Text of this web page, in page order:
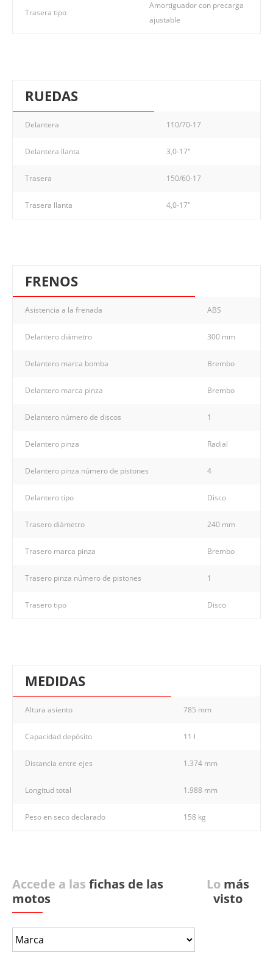
Trasera tipo
Amortiguador con precarga
ajustable
RUEDAS
Delantera 110/70-17
Delantera llanta 3,0-17"
Trasera 150/60-17
Trasera llanta 4,0-17"
FRENOS
Asistencia a la frenada ABS
Delantero diámetro 300 mm
Delantero marca bomba Brembo
Delantero marca pinza Brembo
Delantero número de discos 1
Delantero pinza Radial
Delantero pinza número de pistones 4
Delantero tipo Disco
Trasero diámetro 240 mm
Trasero marca pinza Brembo
Trasero pinza número de pistones 1
Trasero tipo Disco
MEDIDAS
Altura asiento 785 mm
Capacidad depósito 11 l
Distancia entre ejes 1.374 mm
Longitud total 1.988 mm
Peso en seco declarado 158 kg
Accede a las fichas de las
motos
Lo más
visto